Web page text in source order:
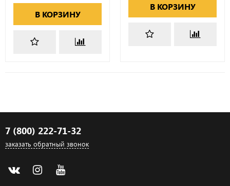
В КОРЗИНУ
В КОРЗИНУ
7 (800) 222-71-32
заказать обратный звонок